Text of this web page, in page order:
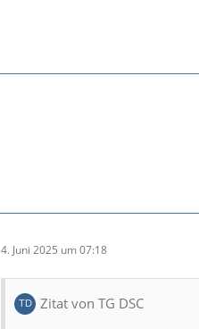
4. Juni 2025 um 07:18
Zitat von TG DSC